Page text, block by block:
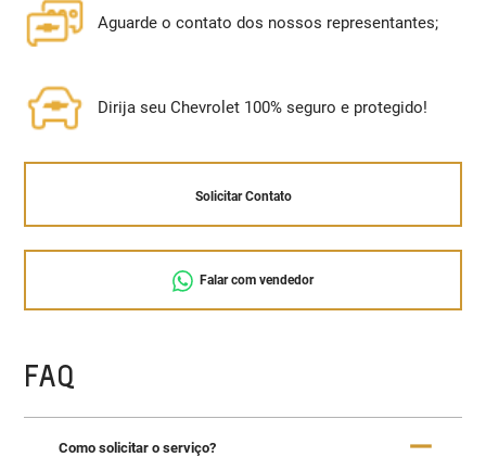
Aguarde o contato dos nossos representantes;
Dirija seu Chevrolet 100% seguro e protegido!
Solicitar Contato
Falar com vendedor
FAQ
Como solicitar o serviço?